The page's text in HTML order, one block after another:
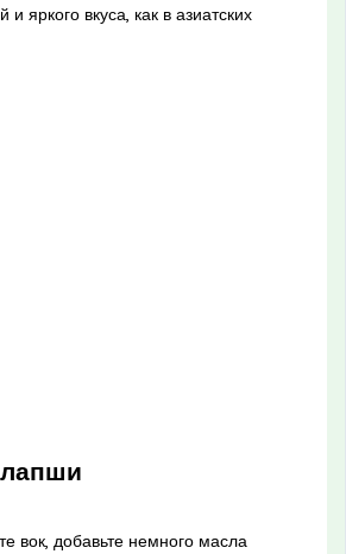
яркого вкуса, как в азиатских
вок, добавьте немного масла